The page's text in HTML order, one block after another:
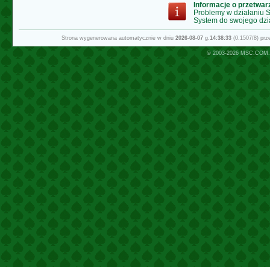
Informacje o
Problemy w działaniu
System do swojego
Strona wygenerowana automatycznie w dniu 2026-08-07g.14:38:33(0.1507/8)
© 2003-2026